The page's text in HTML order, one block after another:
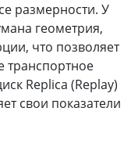
размерности. У
геометрия,
что позволяет
транспортное
Replica (Replay)
свои показатели